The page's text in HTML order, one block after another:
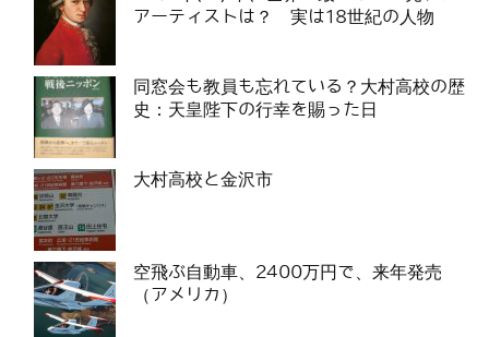
アーティストは？ 実は18世紀の人物
同窓会も教員も忘れている？大村高校の歴
史：天皇陛下の行幸を賜った日
大村高校と金沢市
空飛ぶ自動車、2400万円で、来年発売
（アメリカ）